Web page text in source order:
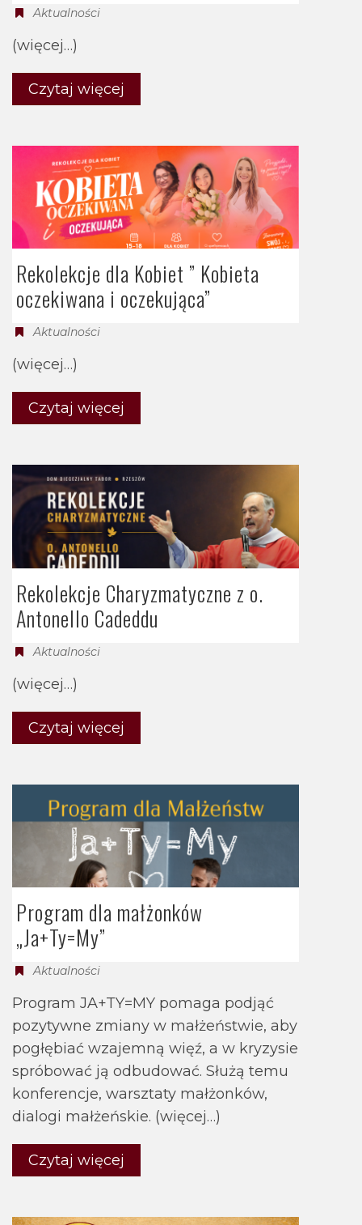
Aktualności
(więcej…)
Czytaj więcej
Rekolekcje dla Kobiet ” Kobieta
oczekiwana i oczekująca”
Aktualności
(więcej…)
Czytaj więcej
Rekolekcje Charyzmatyczne z o.
Antonello Cadeddu
Aktualności
(więcej…)
Czytaj więcej
Program dla małżonków
„Ja+Ty=My”
Aktualności
Program JA+TY=MY pomaga podjąć
pozytywne zmiany w małżeństwie, aby
pogłębiać wzajemną więź, a w kryzysie
spróbować ją odbudować. Służą temu
konferencje, warsztaty małżonków,
dialogi małżeńskie. (więcej…)
Czytaj więcej